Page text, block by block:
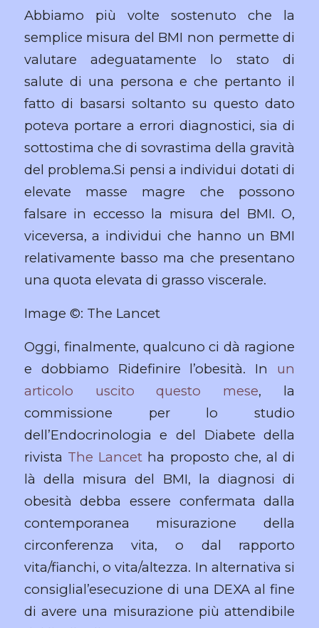
Abbiamo più volte sostenuto che la
semplice misura del BMI non permette di
valutare adeguatamente lo stato di
salute di una persona e che pertanto il
fatto di basarsi soltanto su questo dato
poteva portare a errori diagnostici, sia di
sottostima che di sovrastima della gravità
del problema.Si pensi a individui dotati di
elevate masse magre che possono
falsare in eccesso la misura del BMI. O,
viceversa, a individui che hanno un BMI
relativamente basso ma che presentano
una quota elevata di grasso viscerale.
Image ©: The Lancet
Oggi, finalmente, qualcuno ci dà ragione
e dobbiamo Ridefinire l’obesità. In un
articolo uscito questo mese, la
commissione per lo studio
dell’Endocrinologia e del Diabete della
rivista The Lancet ha proposto che, al di
là della misura del BMI, la diagnosi di
obesità debba essere confermata dalla
contemporanea misurazione della
circonferenza vita, o dal rapporto
vita/fianchi, o vita/altezza. In alternativa si
consiglial’esecuzione di una DEXA al fine
di avere una misurazione più attendibile